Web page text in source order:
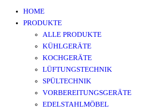
HOME
PRODUKTE
ALLE PRODUKTE
KÜHLGERÄTE
KOCHGERÄTE
LÜFTUNGSTECHNIK
SPÜLTECHNIK
VORBEREITUNGSGERÄTE
EDELSTAHLMÖBEL